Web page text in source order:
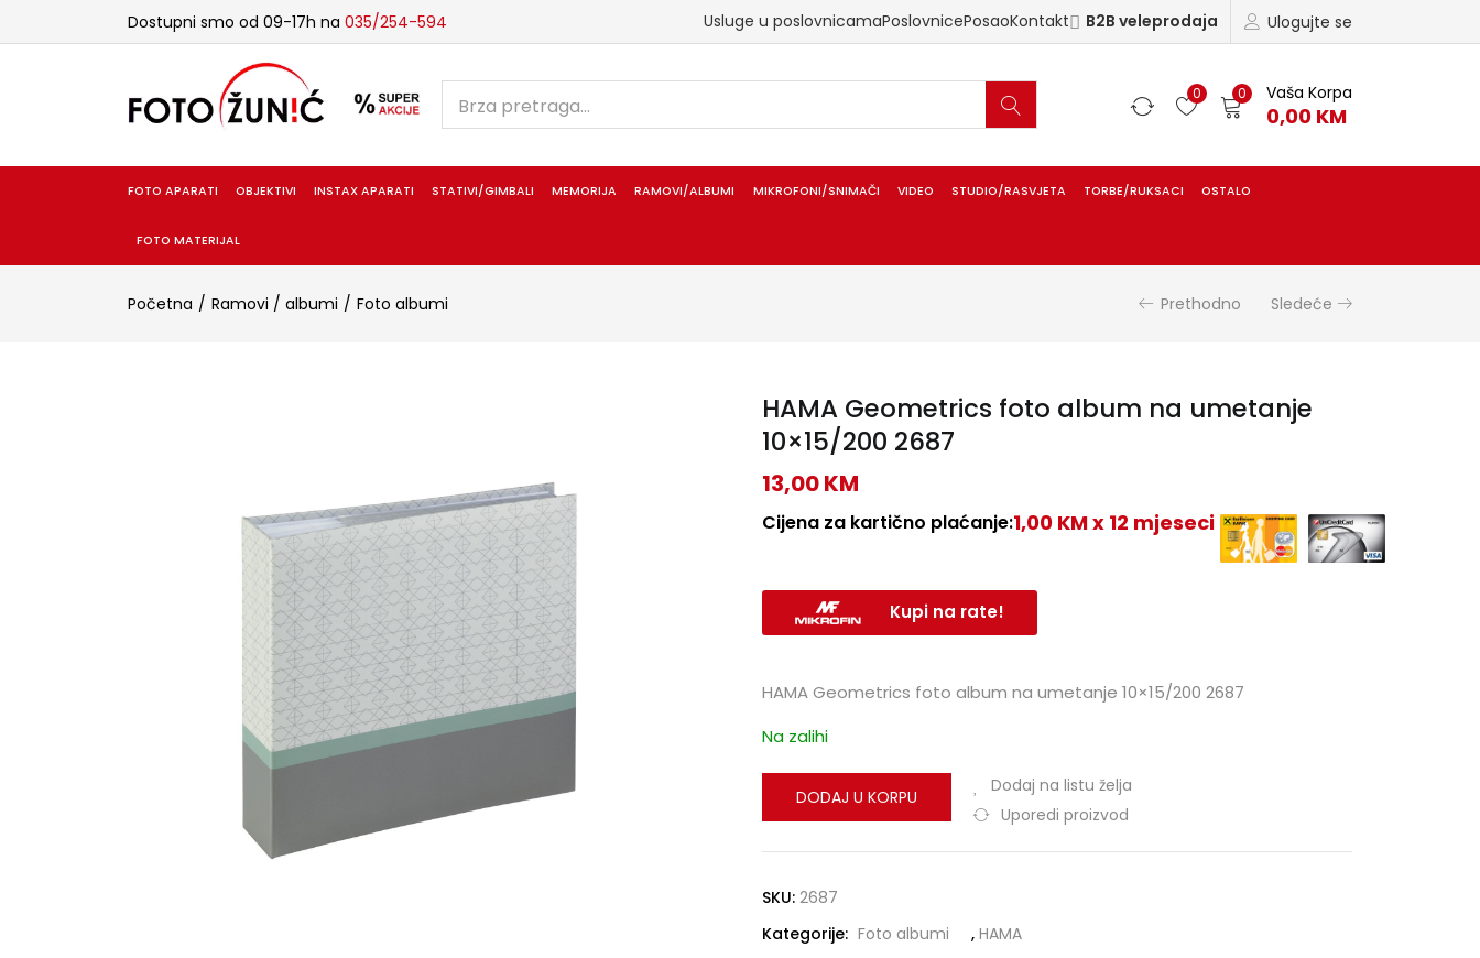
Dostupni smo od 09-17h na 035/254-594 Ulogujte se
Usluge u poslovnicamaPoslovnicePosaoKontakt B2B veleprodaja
0 0 Vaša Korpa
0,00 KM
FOTO APARATI OBJEKTIVI INSTAX APARATI STATIVI/GIMBALI MEMORIJA RAMOVI/ALBUMI MIKROFONI/SNIMAČI VIDEO STUDIO/RASVJETA TORBE/RUKSACI OSTALO
FOTO MATERIJAL
Početna Ramovi / albumi Foto albumi Prethodno Sledeće
HAMA Geometrics foto album na umetanje
10×15/200 2687
13,00KM
Cijena za kartično plaćanje:1,00 KM x 12 mjeseci
Kupi na rate!
HAMA Geometrics foto album na umetanje 10×15/200 2687
Na zalihi
DODAJ U KORPU
Dodaj na listu želja
Uporedi proizvod
SKU: 2687
Kategorije: Foto albumi , HAMA